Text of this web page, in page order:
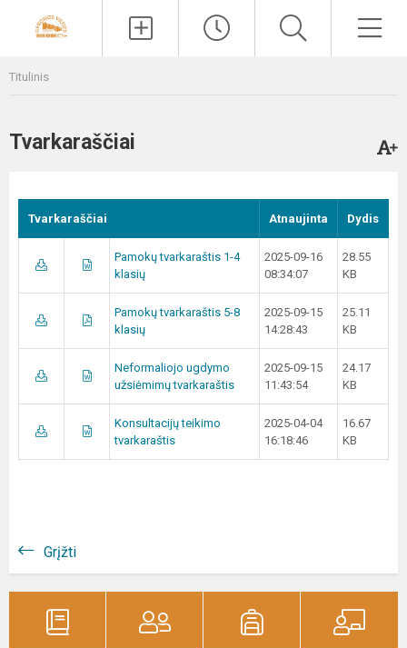
Titulinis
Tvarkaraščiai
Tvarkaraščiai Atnaujinta Dydis
Pamokų tvarkaraštis 1-4
klasių
2025-09-16
08:34:07
28.55
KB
Pamokų tvarkaraštis 5-8
klasių
2025-09-15
14:28:43
25.11
KB
Neformaliojo ugdymo
užsiėmimų tvarkaraštis
2025-09-15
11:43:54
24.17
KB
Konsultacijų teikimo
tvarkaraštis
2025-04-04
16:18:46
16.67
KB
Grįžti